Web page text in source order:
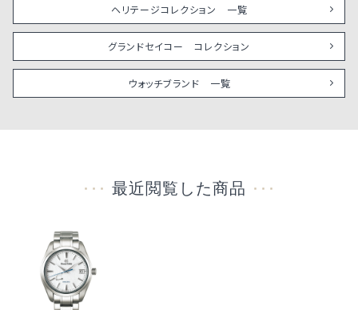
ヘリテージコレクション 一覧
グランドセイコー コレクション
ウォッチブランド 一覧
最近閲覧した商品